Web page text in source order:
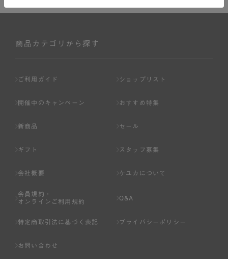
商品カテゴリから探す
ご利用ガイド ショップリスト
開催中のキャンペーン おすすめ特集
新商品 セール
ギフト スタッフ募集
会社概要 ケユカについて
会員規約・
オンラインご利用規約
Q&A
特定商取引法に基づく表記 プライバシーポリシー
お問い合わせ